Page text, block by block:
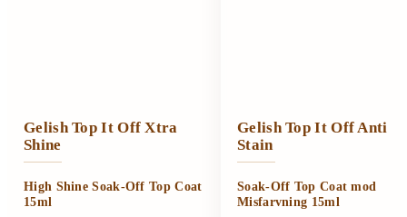
Gelish Top It Off Xtra
Shine
High Shine Soak-Off Top Coat
15ml
Gelish Top It Off Anti
Stain
Soak-Off Top Coat mod
Misfarvning 15ml